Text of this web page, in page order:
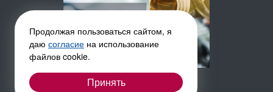
Продолжая пользоваться сайтом, я
даю согласие на использование
файлов cookie.
Принять